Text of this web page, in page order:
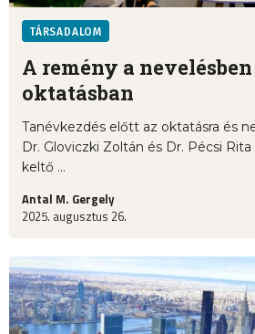
TÁRSADALOM
A remény a nevelésben
oktatásban
Tanévkezdés előtt az oktatásra és
Dr. Gloviczki Zoltán és Dr. Pécsi
keltő ...
Antal M. Gergely
2025. augusztus 26.